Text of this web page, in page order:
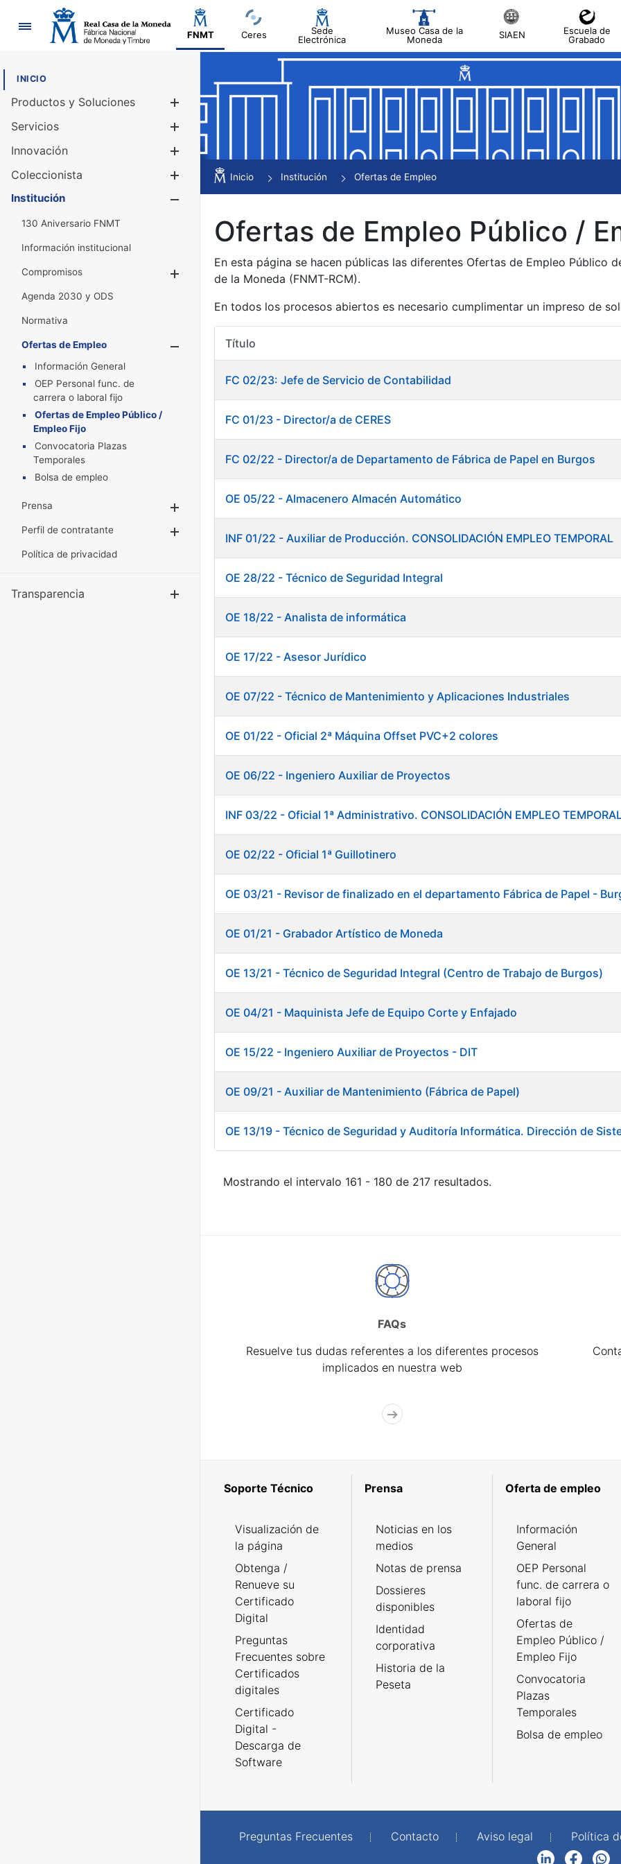
Navegación
FNMT Ceres
Sede
Electrónica
Museo Casa de la
Moneda
SIAEN
Escuela de
Grabado
INICIO
Productos y Soluciones
Mostrar/Ocultar
Servicios
Innovación
Coleccionista
Mostrar/Ocultar
Institución
130 Aniversario FNMT
Información institucional
Compromisos
Mostrar/Ocultar
Agenda 2030 y ODS
Normativa
Ofertas de Empleo
Mostrar/Ocultar
Información General
OEP Personal func. de
carrera o laboral fijo
Ofertas de Empleo Público /
Empleo Fijo
Convocatoria Plazas
Temporales
Bolsa de empleo
Prensa
Mostrar/Ocultar
Perfil de contratante
Mostrar/Ocultar
Política de privacidad
Transparencia Mostrar/Ocultar
Inicio Institución Ofertas de Empleo
Ofertas de Empleo Público /
En esta página se hacen públicas las diferentes Ofertas de Empleo Público
de la Moneda (FNMT-RCM).
En todos los procesos abiertos es necesario cumplimentar un impreso de
Título
FC 02/23: Jefe de Servicio de Contabilidad
FC 01/23 - Director/a de CERES
FC 02/22 - Director/a de Departamento de Fábrica de Papel en Burgos
OE 05/22 - Almacenero Almacén Automático
INF 01/22 - Auxiliar de Producción. CONSOLIDACIÓN EMPLEO TEMPORAL
OE 28/22 - Técnico de Seguridad Integral
OE 18/22 - Analista de informática
OE 17/22 - Asesor Jurídico
OE 07/22 - Técnico de Mantenimiento y Aplicaciones Industriales
OE 01/22 - Oficial 2ª Máquina Offset PVC+2 colores
OE 06/22 - Ingeniero Auxiliar de Proyectos
INF 03/22 - Oficial 1ª Administrativo. CONSOLIDACIÓN EMPLEO
OE 02/22 - Oficial 1ª Guillotinero
OE 03/21 - Revisor de finalizado en el departamento Fábrica de Papel -
OE 01/21 - Grabador Artístico de Moneda
OE 13/21 - Técnico de Seguridad Integral (Centro de Trabajo de Burgos)
OE 04/21 - Maquinista Jefe de Equipo Corte y Enfajado
OE 15/22 - Ingeniero Auxiliar de Proyectos - DIT
OE 09/21 - Auxiliar de Mantenimiento (Fábrica de Papel)
OE 13/19 - Técnico de Seguridad y Auditoría Informática. Dirección de
Mostrando el intervalo 161 - 180 de 217 resultados.
FAQs
Resuelve tus dudas referentes a los diferentes procesos
implicados en nuestra web
Soporte Técnico
Visualización de
la página
Obtenga /
Renueve su
Certificado
Digital
Preguntas
Frecuentes sobre
Certificados
digitales
Certificado
Digital -
Descarga de
Software
Prensa
Noticias en los
medios
Notas de prensa
Dossieres
disponibles
Identidad
corporativa
Historia de la
Peseta
Oferta de empleo
Información
General
OEP Personal
func. de carrera o
laboral fijo
Ofertas de
Empleo Público /
Empleo Fijo
Convocatoria
Plazas
Temporales
Bolsa de empleo
Preguntas Frecuentes Contacto Aviso legal Política
FacebookWhatsApp